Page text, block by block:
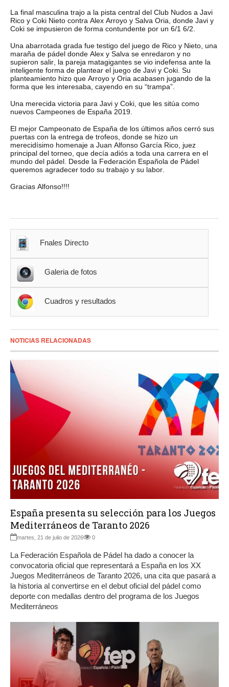
La final masculina trajo a la pista central del Club Nudos a Javi
Rico y Coki Nieto contra Alex Arroyo y Salva Oria, donde Javi y
Coki se impusieron de forma contundente por un 6/1 6/2.
Una abarrotada grada fue testigo del juego de Rico y Nieto, una
maraña de pádel donde Alex y Salva se enredaron y no
supieron salir, la pareja matagigantes se vio indefensa ante la
inteligente forma de plantear el juego de Javi y Coki. Su
planteamiento hizo que Arroyo y Oria acabasen jugando de la
forma que les interesaba, cayendo en su “trampa”.
Una merecida victoria para Javi y Coki, que les sitúa como
nuevos Campeones de España 2019.
El mejor Campeonato de España de los últimos años cerró sus
puertas con la entrega de trofeos, donde se hizo un
merecidísimo homenaje a Juan Alfonso García Rico, juez
principal del torneo, que decía adiós a toda una carrera en el
mundo del pádel. Desde la Federación Española de Pádel
queremos agradecer todo su trabajo y su labor.
Gracias Alfonso!!!!
Fnales Directo
Galeria de fotos
Cuadros y resultados
NOTICIAS RELACIONADAS
España presenta su selección para los Juegos
Mediterráneos de Taranto 2026
martes, 21 de julio de 2026 0
La Federación Española de Pádel ha dado a conocer la
convocatoria oficial que representará a España en los XX
Juegos Mediterráneos de Taranto 2026, una cita que pasará a
la historia al convertirse en el debut oficial del pádel como
deporte con medallas dentro del programa de los Juegos
Mediterráneos